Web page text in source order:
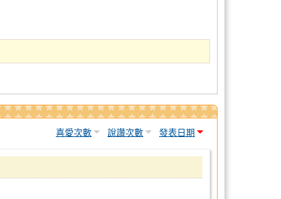
喜愛次數 說讚次數 發表日期